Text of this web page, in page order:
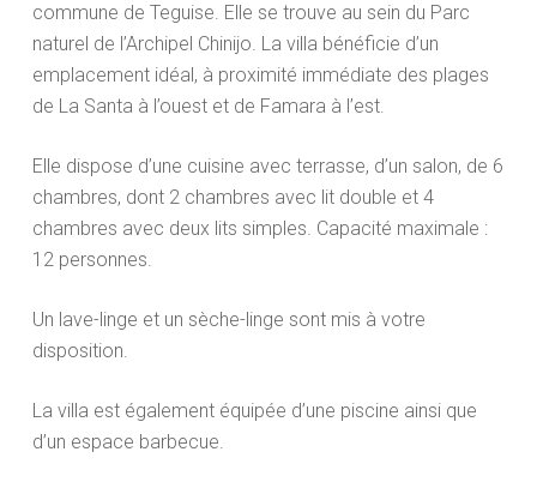
commune de Teguise. Elle se trouve au sein du Parc
naturel de l’Archipel Chinijo. La villa bénéficie d’un
emplacement idéal, à proximité immédiate des plages
de La Santa à l’ouest et de Famara à l’est.
Elle dispose d’une cuisine avec terrasse, d’un salon, de 6
chambres, dont 2 chambres avec lit double et 4
chambres avec deux lits simples. Capacité maximale :
12 personnes.
Un lave-linge et un sèche-linge sont mis à votre
disposition.
La villa est également équipée d’une piscine ainsi que
d’un espace barbecue.